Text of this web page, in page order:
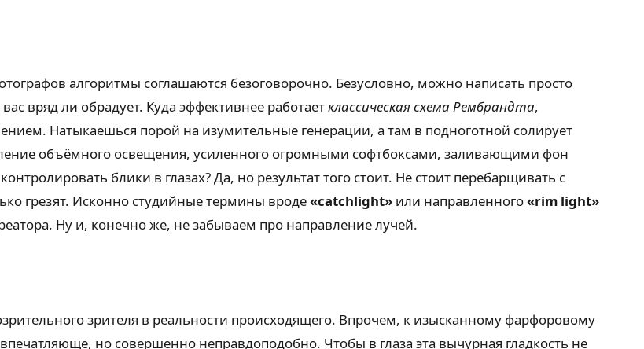
алгоритмы соглашаются безоговорочно. Безусловно, можно написать просто
вряд ли обрадует. Куда эффективнее работаетклассическая схема Рембрандта,
Натыкаешься порой на изумительные генерации, а там в подноготной солирует
объёмного освещения, усиленного огромными софтбоксами, заливающими фон
блики в глазах? Да, но результат того стоит. Не стоит перебарщивать с
грезят. Исконно студийные термины вроде«catchlight» или направленного«rim light»
Ну и, конечно же, не забываем про направление лучей.
зрителя в реальности происходящего. Впрочем, к изысканному фарфоровому
но совершенно неправдоподобно. Чтобы в глаза эта вычурная гладкость не